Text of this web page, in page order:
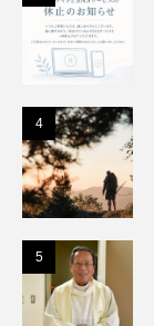
4
5